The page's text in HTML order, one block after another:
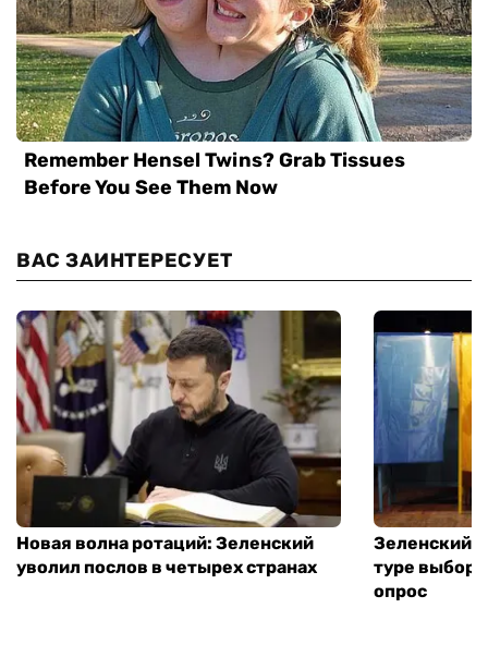
ВАС ЗАИНТЕРЕСУЕТ
Новая волна ротаций: Зеленский
уволил послов в четырех странах
Зеленский
туре
опрос